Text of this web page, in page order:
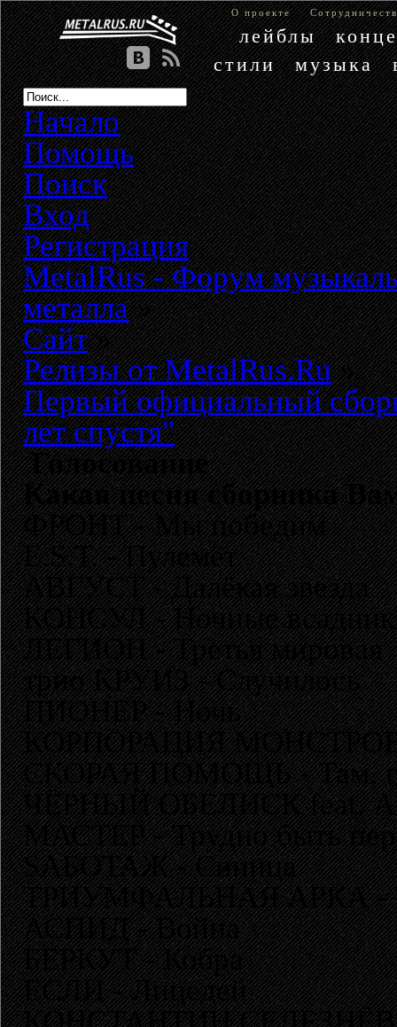
О проекте
лейблы
стили
музыка
Начало
Помощь
Поиск
Вход
Регистрация
MetalRus - Форум
металла»
Сайт»
Релизы от MetalRus.Ru»
Первый официальный
лет спустя"
Голосование
Какая песня сборника
ФРОНТ - Мы победим
E.S.T. - Пулемёт
АВГУСТ - Далёкая звезда
КОНСУЛ - Ночные
ЛЕГИОН - Третья мировая
трио КРУИЗ - Случилось
ПИОНЕР - Ночь
КОРПОРАЦИЯ МОНСТРОВ -
СКОРАЯ ПОМОЩЬ - Там,
ЧЁРНЫЙ ОБЕЛИСК feat.
МАСТЕР - Трудно быть
SАБОТАЖ - Синица
ТРИУМФАЛЬНАЯ АРКА -
АСПИД - Война
БЕРКУТ - Кобра
ЕСЛИ - Лицедей